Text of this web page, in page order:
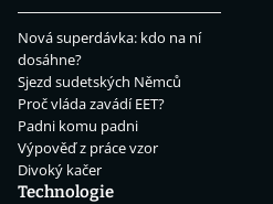
Nová superdávka: kdo na ní
dosáhne?
Sjezd sudetských Němců
Proč vláda zavádí EET?
Padni komu padni
Výpověď z práce vzor
Divoký kačer
Technologie